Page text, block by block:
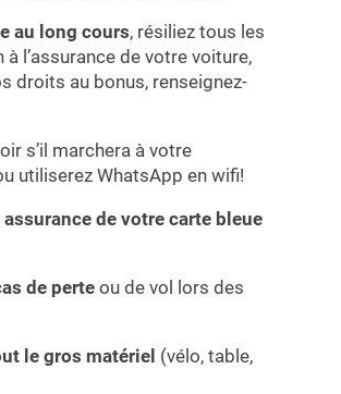
au long cours, résiliez tous les
l’assurance de votre voiture,
droits au bonus, renseignez-
s’il marchera à votre
utiliserez WhatsApp en wifi!
de votre carte bleue
de perte ou de vol lors des
le gros matériel (vélo, table,